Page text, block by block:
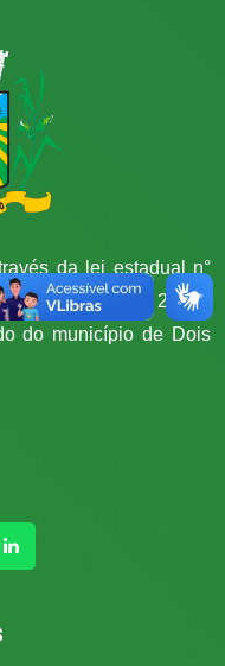
da lei estadual n°
instalado em 26 de
do município de Dois